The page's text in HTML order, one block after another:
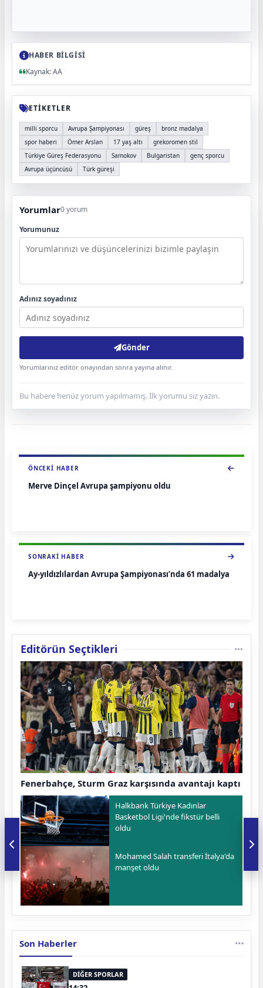
HABER BİLGİSİ
Kaynak: AA
ETİKETLER
milli sporcu Avrupa Şampiyonası güreş
bronz madalya
spor haberi
Ömer Arslan 17 yaş altı
grekoromen stil
Türkiye Güreş Federasyonu
Samokov Bulgaristan
genç sporcu
Avrupa üçüncüsü
Türk güreşi
Yorumlar0 yorum
Yorumunuz
Adınız soyadınız
Gönder
Yorumlarınız editör onayından sonra yayına alınır.
Bu habere henüz yorum yapılmamış. İlk yorumu siz yazın.
ÖNCEKI HABER
Merve Dinçel Avrupa şampiyonu oldu
SONRAKI HABER
Ay-yıldızlılardan Avrupa Şampiyonası’nda 61 madalya
Editörün Seçtikleri
Fenerbahçe, Sturm Graz karşısında avantajı kaptı
Halkbank Türkiye Kadınlar
Basketbol Ligi'nde fikstür belli
oldu
Mohamed Salah transferi İtalya'da
manşet oldu
Son Haberler
DİĞER SPORLAR